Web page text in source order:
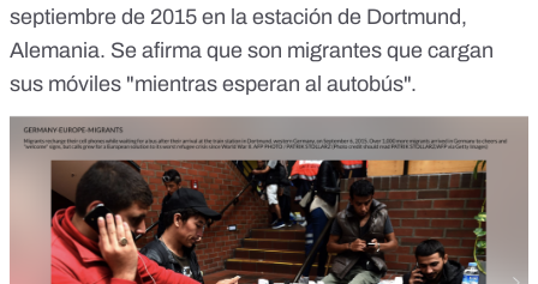
septiembre de 2015 en la estación de Dortmund,
Alemania. Se afirma que son migrantes que cargan
sus móviles "mientras esperan al autobús".